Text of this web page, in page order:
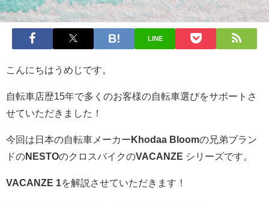
LINE
こんにちはうめじです。
自転車店歴15年で多くのお客様の自転車選びをサポートさ
せていただきました！
今回は日本の自転車メーカーKhodaa Bloomの兄弟ブラン
ドのNESTOのクロスバイクのVACANZE シリーズです。
VACANZE 1 を解説させていただきます！